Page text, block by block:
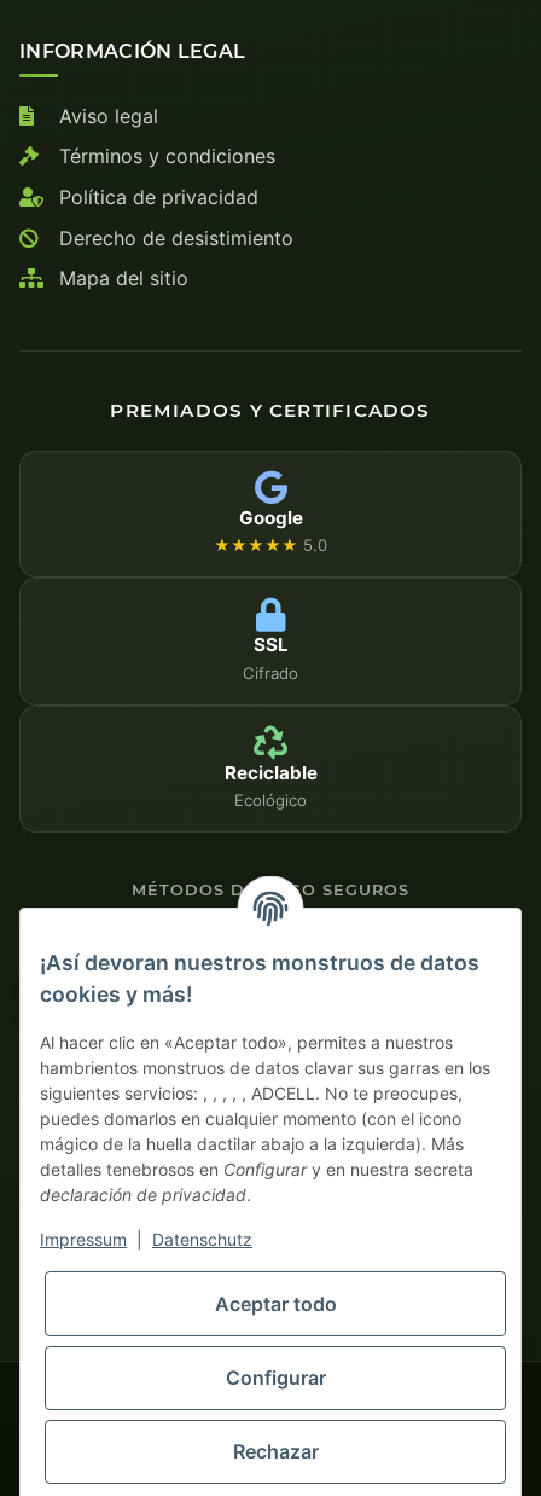
INFORMACIÓN LEGAL
Aviso legal
Términos y condiciones
Política de privacidad
Derecho de desistimiento
Mapa del sitio
PREMIADOS Y CERTIFICADOS
Google
★★★★★ 5.0
SSL
Cifrado
Reciclable
Ecológico
MÉTODOS DE PAGO SEGUROS
Pago por adelantado con descuento
* Todos los precios sin IVA legal., más
empresarios (§ 14 BGB), sin clientes particulares (§ 13 BGB).
Los precios en monedas extranjeras son orientativos y se basan
en el tipo de cambio actual. La moneda vinculante es el euro
© 2020-2026 tapemonster - Todos los derechos reservados. Design by
Miles de clientes satisfechos desde 2020
¡Así devoran nuestros monstruos de datos
cookies y más!
Al hacer clic en «Aceptar todo», permites a nuestros
hambrientos monstruos de datos clavar sus garras en los
siguientes servicios: , , , , , ADCELL. No te preocupes,
puedes domarlos en cualquier momento (con el icono
mágico de la huella dactilar abajo a la izquierda). Más
detalles tenebrosos en Configurary en nuestra secreta
declaración de privacidad.
Impressum Datenschutz
Aceptar todo
Configurar
Rechazar